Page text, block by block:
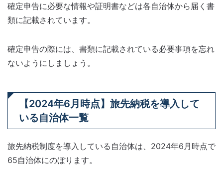
確定申告に必要な情報や証明書などは各自治体から届く書
類に記載されています。
確定申告の際には、書類に記載されている必要事項を忘れ
ないようにしましょう。
【2024年6月時点】旅先納税を導入して
いる自治体一覧
旅先納税制度を導入している自治体は、2024年6月時点で
65自治体にのぼります。